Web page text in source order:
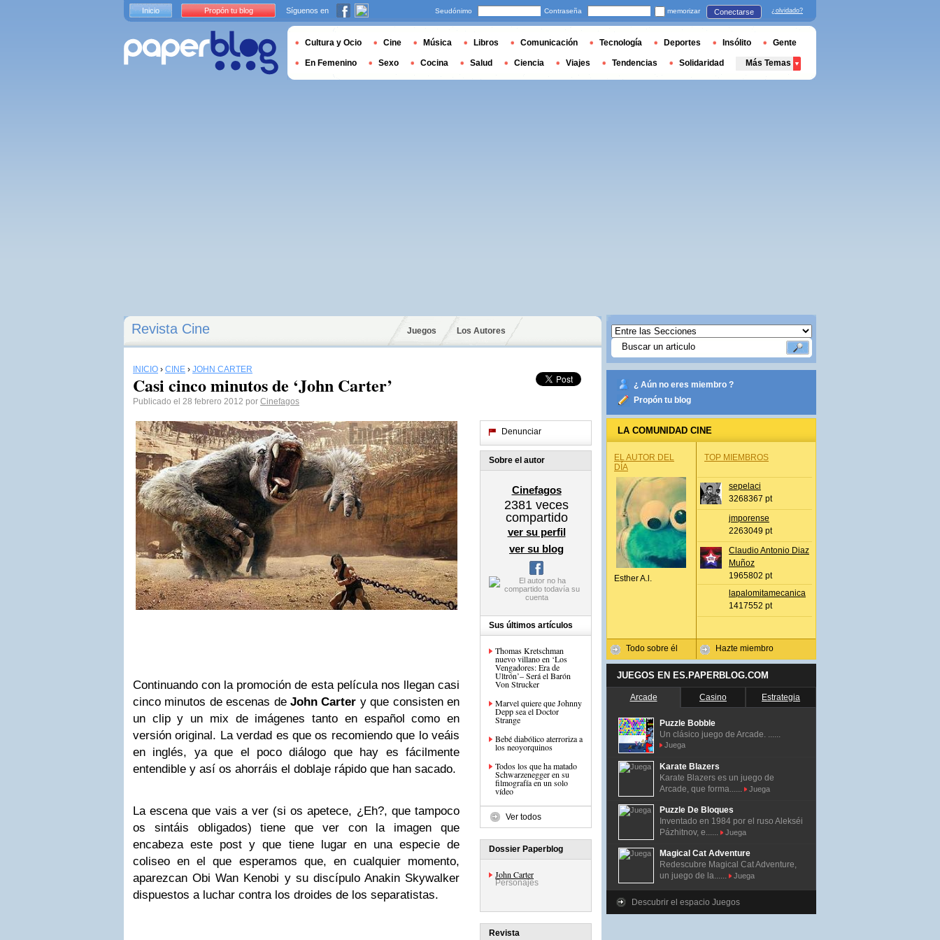
Revista Cine Juegos Los Autores
INICIO › CINE › JOHN CARTER
Casi cinco minutos de ‘John Carter’
Publicado el 28 febrero 2012 por Cinefagos
Continuando con la promoción de esta película nos llegan casi
cinco minutos de escenas de John Carter y que consisten en
un clip y un mix de imágenes tanto en español como en
versión original. La verdad es que os recomiendo que lo veáis
en inglés, ya que el poco diálogo que hay es fácilmente
entendible y así os ahorráis el doblaje rápido que han sacado.
La escena que vais a ver (si os apetece, ¿Eh?, que tampoco
os sintáis obligados) tiene que ver con la imagen que
encabeza este post y que tiene lugar en una especie de
coliseo en el que esperamos que, en cualquier momento,
aparezcan Obi Wan Kenobi y su discípulo Anakin Skywalker
dispuestos a luchar contra los droides de los separatistas.
Denunciar
Sobre el autor
Cinefagos
2381 veces
compartido
ver su perfil
ver su blog
Sus últimos artículos
Thomas Kretschman
nuevo villano en ‘Los
Vengadores: Era de
Ultrón’– Será el Barón
Von Strucker
Marvel quiere que Johnny
Depp sea el Doctor
Strange
Bebé diabólico aterroriza a
los neoyorquinos
Todos los que ha matado
Schwarzenegger en su
filmografía en un solo
vídeo
Ver todos
Dossier Paperblog
John Carter
Personajes
Revista
¿ Aún no eres miembro ?
Propón tu blog
LA COMUNIDAD CINE
EL AUTOR DEL
DÍA
Esther A.l.
Todo sobre él
TOP MIEMBROS
sepelaci
3268367 pt
jmporense
2263049 pt
Claudio Antonio Diaz
Muñoz
1965802 pt
lapalomitamecanica
1417552 pt
Hazte miembro
JUEGOS EN ES.PAPERBLOG.COM
Arcade Casino Estrategia
Puzzle Bobble
Un clásico juego de Arcade. ......
Juega
Karate Blazers
Karate Blazers es un juego de
Arcade, que forma......
Juega
Puzzle De Bloques
Inventado en 1984 por el ruso Alekséi
Pázhitnov, e......
Juega
Magical Cat Adventure
Redescubre Magical Cat Adventure,
un juego de la......
Juega
Descubrir el espacio Juegos
Inicio Propón tu blog Síguenos en Seudónimo Contraseña memorizar Conectarse ¿olvidado?
Cultura y Ocio Cine Música Libros Comunicación Tecnología Deportes Insólito Gente
En Femenino Sexo Cocina Salud Ciencia Viajes Tendencias Solidaridad Más Temas